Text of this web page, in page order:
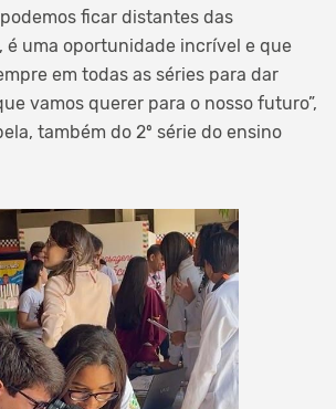
ficar distantes das
é uma oportunidade incrível e que
em todas as séries para dar
vamos querer para o nosso futuro”,
também do 2º série do ensino